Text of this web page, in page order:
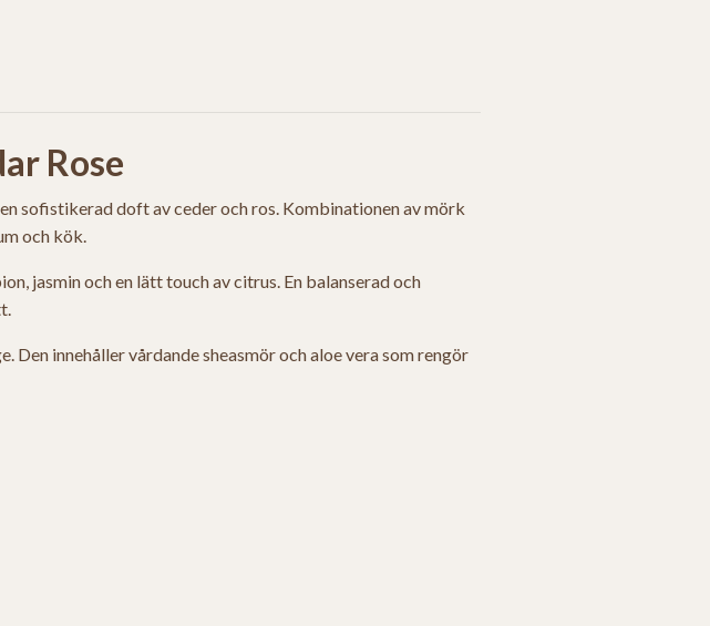
Rose
sofistikerad doft av ceder och ros. Kombinationen av mörk
och kök.
jasmin och en lätt touch av citrus. En balanserad och
innehåller vårdande sheasmör och aloe vera som rengör